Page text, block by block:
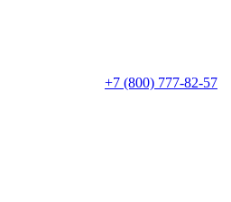
+7 (800) 777-82-57